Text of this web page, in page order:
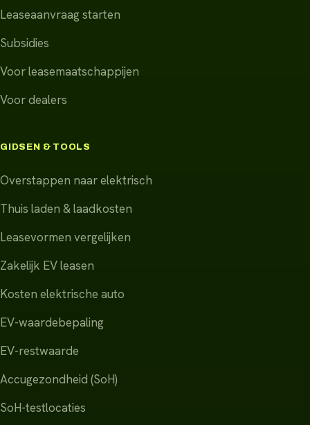
Leaseaanvraag starten
Subsidies
Voor leasemaatschappijen
Voor dealers
GIDSEN & TOOLS
Overstappen naar elektrisch
Thuis laden & laadkosten
Leasevormen vergelijken
Zakelijk EV leasen
Kosten elektrische auto
EV-waardebepaling
EV-restwaarde
Accugezondheid (SoH)
SoH-testlocaties